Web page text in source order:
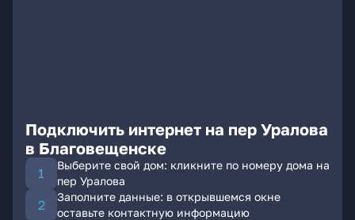
Подключить интернет на пер Уралова
в Благовещенске
Выберите свой дом: кликните по номеру дома на
пер Уралова
Заполните данные: в открывшемся окне
оставьте контактную информацию